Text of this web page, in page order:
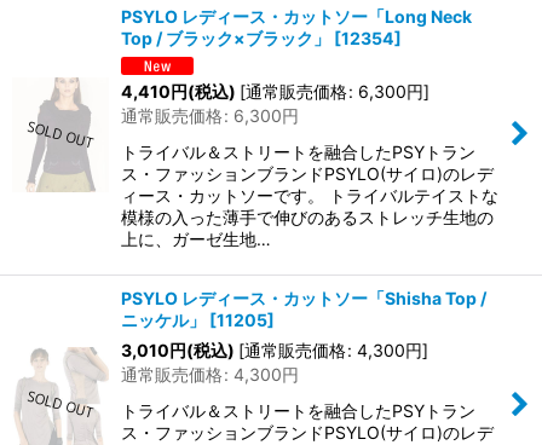
PSYLO レディース・カットソー「Long Neck
Top / ブラック×ブラック」
[12354]
4,410円(税込) [通常販売価格: 6,300円]
通常販売価格: 6,300円
トライバル＆ストリートを融合したPSYトラン
ス・ファッションブランドPSYLO(サイロ)のレデ
ィース・カットソーです。 トライバルテイストな
模様の入った薄手で伸びのあるストレッチ生地の
上に、ガーゼ生地…
PSYLO レディース・カットソー「Shisha Top /
ニッケル」
[11205]
3,010円(税込) [通常販売価格: 4,300円]
通常販売価格: 4,300円
トライバル＆ストリートを融合したPSYトラン
ス・ファッションブランドPSYLO(サイロ)のレデ